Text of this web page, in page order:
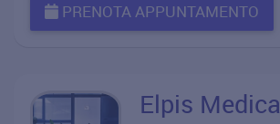
PRENOTA APPUNTAMENTO
Elpis Medica